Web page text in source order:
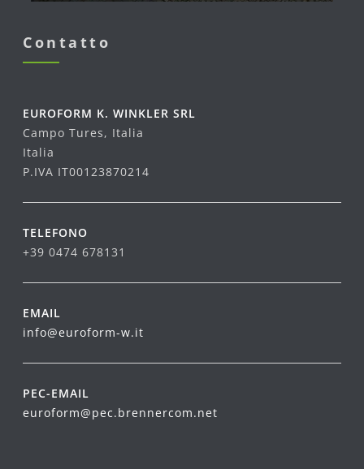
Contatto
EUROFORM K. WINKLER SRL
Campo Tures, Italia
Italia
P.IVA IT00123870214
TELEFONO
+39 0474 678131
EMAIL
info@euroform-w.it
PEC-EMAIL
euroform@pec.brennercom.net